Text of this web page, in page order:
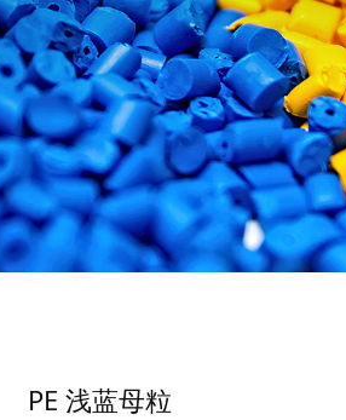
PE 浅蓝母粒